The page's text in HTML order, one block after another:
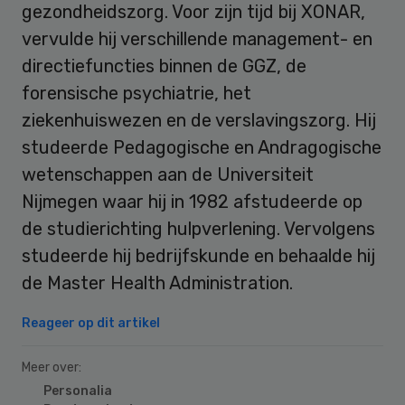
gezondheidszorg. Voor zijn tijd bij XONAR,
vervulde hij verschillende management- en
directiefuncties binnen de GGZ, de
forensische psychiatrie, het
ziekenhuiswezen en de verslavingszorg. Hij
studeerde Pedagogische en Andragogische
wetenschappen aan de Universiteit
Nijmegen waar hij in 1982 afstudeerde op
de studierichting hulpverlening. Vervolgens
studeerde hij bedrijfskunde en behaalde hij
de Master Health Administration.
Reageer op dit artikel
Meer over:
Personalia